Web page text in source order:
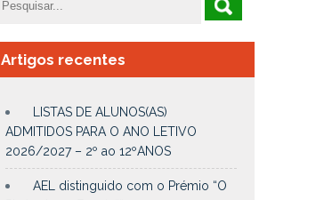
Artigos recentes
LISTAS DE ALUNOS(AS)
ADMITIDOS PARA O ANO LETIVO
2026/2027 – 2º ao 12ºANOS
AEL distinguido com o Prémio “O